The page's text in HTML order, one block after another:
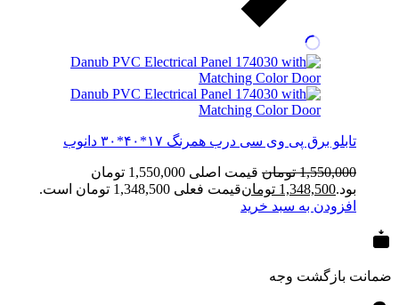
تابلو برق پی وی سی درب همرنگ ۱۷*۴۰*۳۰ دانوب
1,550,000 تومان
قیمت اصلی 1,550,000 تومان
بود.1,348,500 تومانقیمت فعلی 1,348,500 تومان است.
افزودن به سبد خرید
ضمانت بازگشت وجه